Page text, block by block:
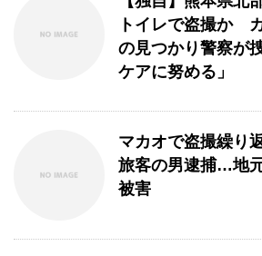
トイレで盗撮か
の見つかり警察が
ケアに努める」
マカオで盗撮繰り
旅客の男逮捕…地
被害